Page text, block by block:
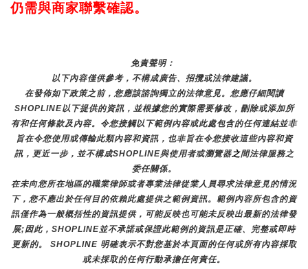
仍需與商家聯繫確認。
免責聲明：
以下內容僅供參考，不構成廣告、招攬或法律建議。
在發佈如下政策之前，您應該諮詢獨立的法律意見。您應仔細閱讀
SHOPLINE以下提供的資訊，並根據您的實際需要修改，刪除或添加所
有和任何條款及內容。令您接觸以下範例內容或此處包含的任何連結並非
旨在令您使用或傳輸此類內容和資訊，也非旨在令您接收這些內容和資
訊，更近一步，並不構成SHOPLINE與使用者或瀏覽器之間法律服務之
委任關係。
在未向您所在地區的職業律師或者專業法律從業人員尋求法律意見的情況
下，您不應出於任何目的依賴此處提供之範例資訊。範例內容所包含的資
訊僅作為一般概括性的資訊提供，可能反映也可能未反映出最新的法律發
展;因此，SHOPLINE並不承諾或保證此範例的資訊是正確、完整或即時
更新的。 SHOPLINE 明確表示不對您基於本頁面的任何或所有內容採取
或未採取的任何行動承擔任何責任。